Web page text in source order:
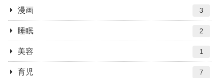
漫画 3
睡眠 2
美容 1
育児 7